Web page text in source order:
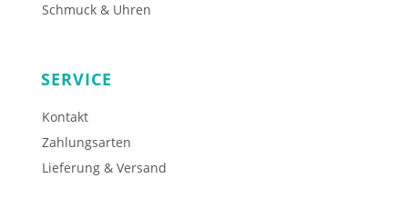
Schmuck & Uhren
SERVICE
Kontakt
Zahlungsarten
Lieferung & Versand